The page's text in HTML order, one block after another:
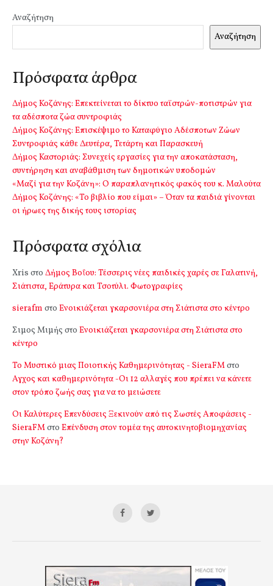
Αναζήτηση
Αναζήτηση
Πρόσφατα άρθρα
Δήμος Κοζάνης: Επεκτείνεται το δίκτυο ταϊστρών-ποτιστρών για
τα αδέσποτα ζώα συντροφιάς
Δήμος Κοζάνης: Επισκέψιμο το Καταφύγιο Αδέσποτων Ζώων
Συντροφιάς κάθε Δευτέρα, Τετάρτη και Παρασκευή
Δήμος Καστοριάς: Συνεχείς εργασίες για την αποκατάσταση,
συντήρηση και αναβάθμιση των δημοτικών υποδομών
«Μαζί για την Κοζάνη»: Ο παραπλανητικός φακός του κ. Μαλούτα
Δήμος Κοζάνης: «Το βιβλίο που είμαι» – Όταν τα παιδιά γίνονται
οι ήρωες της δικής τους ιστορίας
Πρόσφατα σχόλια
Xris στο Δήμος Βοΐου: Τέσσερις νέες παιδικές χαρές σε Γαλατινή,
Σιάτιστα, Εράτυρα και Τσοτύλι. Φωτογραφίες
sierafm στο Ενοικιάζεται γκαρσονιέρα στη Σιάτιστα στο κέντρο
Σιμος Μιμής στο Ενοικιάζεται γκαρσονιέρα στη Σιάτιστα στο
κέντρο
Το Μυστικό μιας Ποιοτικής Καθημερινότητας - SieraFMστο
Αγχος και καθημερινότητα -Οι 12 αλλαγές που πρέπει να κάνετε
στον τρόπο ζωής σας για να το μειώσετε
Οι Καλύτερες Επενδύσεις Ξεκινούν από τις Σωστές Αποφάσεις -
SieraFMστο Επένδυση στον τομέα της αυτοκινητοβιομηχανίας
στην Κοζάνη?